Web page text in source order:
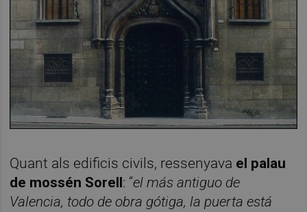
Quant als edificis civils, ressenyava el palau
de mossén Sorell : “el más antiguo de
Valencia, todo de obra gótiga, la puerta está